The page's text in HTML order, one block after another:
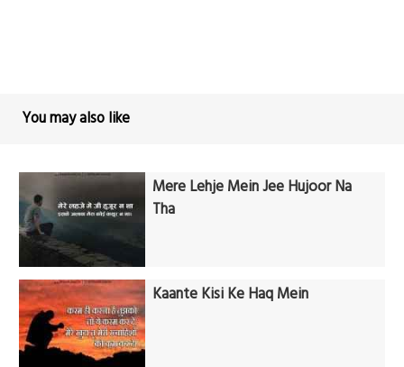
You may also like
Mere Lehje Mein Jee Hujoor Na
Tha
Kaante Kisi Ke Haq Mein